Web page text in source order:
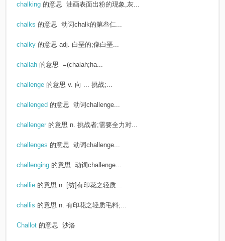
chalking 的意思 油画表面出粉的现象,灰...
chalks 的意思 动词chalk的第叁仁...
chalky 的意思 adj. 白垩的;像白垩...
challah 的意思 =(chalah;ha...
challenge 的意思 v. 向 ... 挑战;...
challenged 的意思 动词challenge...
challenger 的意思 n. 挑战者;需要全力对...
challenges 的意思 动词challenge...
challenging 的意思 动词challenge...
challie 的意思 n. [纺]有印花之轻质...
challis 的意思 n. 有印花之轻质毛料;...
Challot 的意思 沙洛